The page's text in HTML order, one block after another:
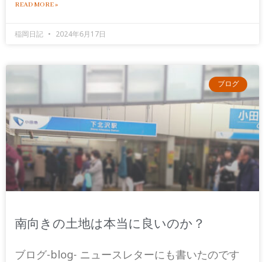
READ MORE »
稲岡日記 2024年6月17日
ブログ
南向きの土地は本当に良いのか？
ブログ-blog- ニュースレターにも書いたのです